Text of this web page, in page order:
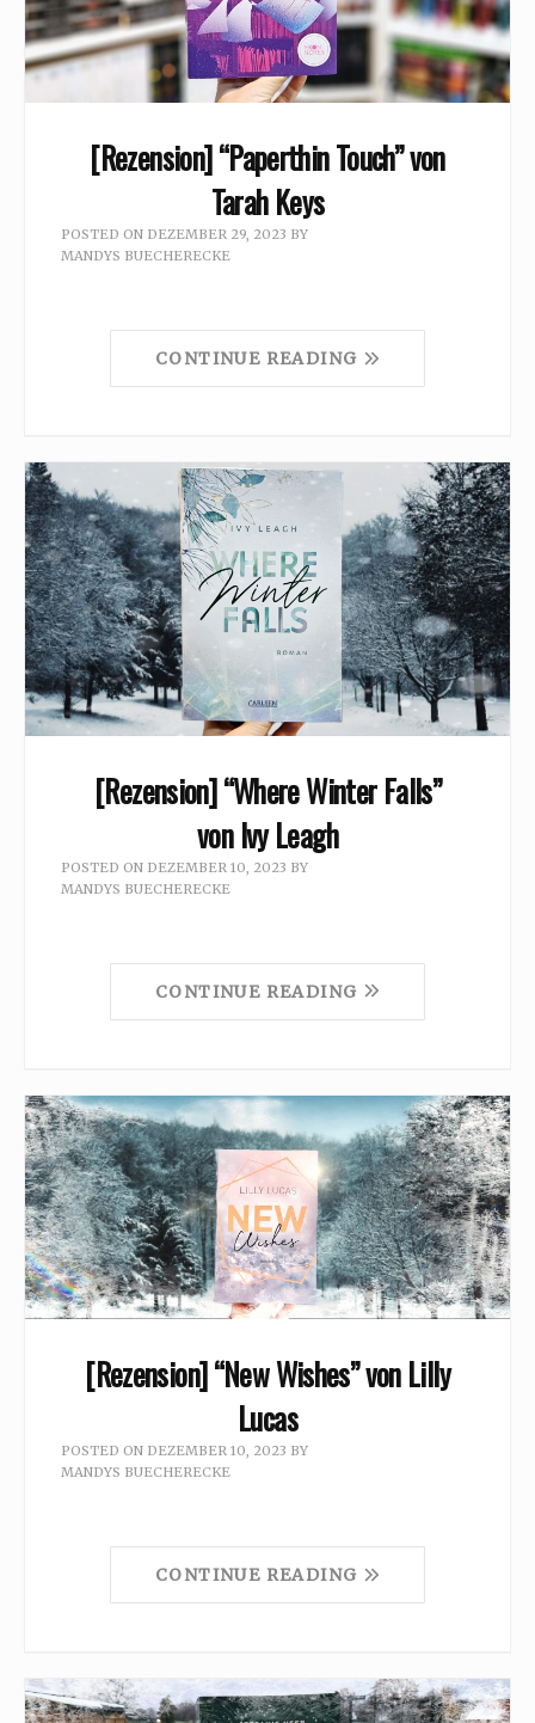
[Rezension] “Paperthin Touch” von
Tarah Keys
POSTED ON DEZEMBER 29, 2023 BY
MANDYS BUECHERECKE
CONTINUE READING
[Rezension] “Where Winter Falls”
von Ivy Leagh
POSTED ON DEZEMBER 10, 2023 BY
MANDYS BUECHERECKE
CONTINUE READING
[Rezension] “New Wishes” von Lilly
Lucas
POSTED ON DEZEMBER 10, 2023 BY
MANDYS BUECHERECKE
CONTINUE READING